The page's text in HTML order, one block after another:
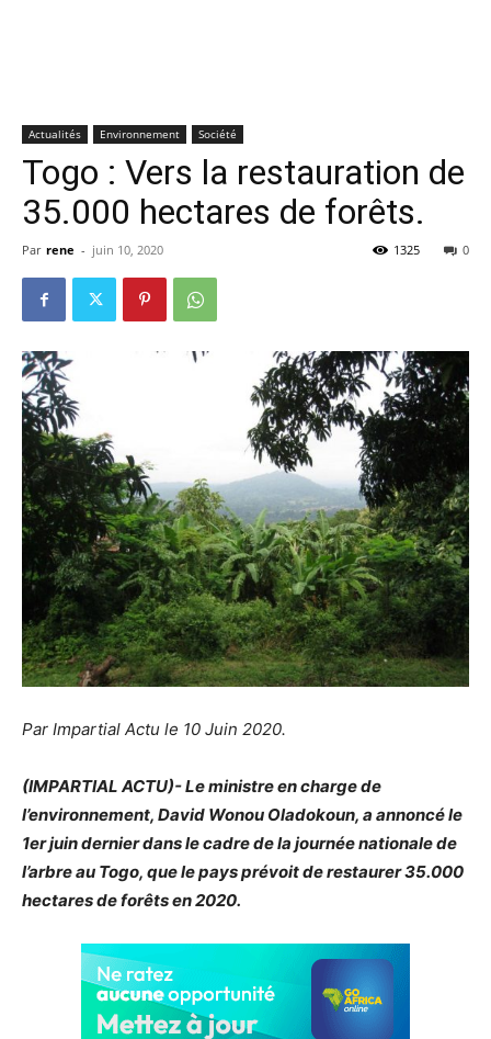
Actualités Environnement Société
Togo : Vers la restauration de
35.000 hectares de forêts.
Par rene - juin 10, 2020 0
1325
Par Impartial Actu le 10 Juin 2020.
(IMPARTIAL ACTU)- Le ministre en charge de
l’environnement, David Wonou Oladokoun, a annoncé le
1er juin dernier dans le cadre de la journée nationale de
l’arbre au Togo, que le pays prévoit de restaurer 35.000
hectares de forêts en 2020.